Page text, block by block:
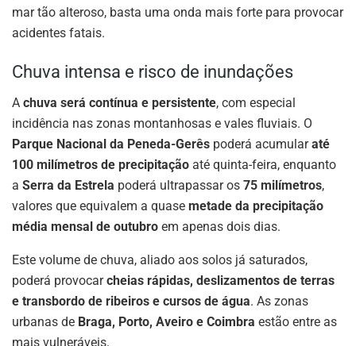
mar tão alteroso, basta uma onda mais forte para provocar
acidentes fatais.
Chuva intensa e risco de inundações
A chuva será contínua e persistente, com especial
incidência nas zonas montanhosas e vales fluviais. O
Parque Nacional da Peneda-Gerês poderá acumularaté
100 milímetros de precipitação até quinta-feira, enquanto
a Serra da Estrela poderá ultrapassar os 75 milímetros,
valores que equivalem a quase metade da precipitação
média mensal de outubro em apenas dois dias.
Este volume de chuva, aliado aos solos já saturados,
poderá provocarcheias rápidas, deslizamentos de terras
e transbordo de ribeiros e cursos de água. As zonas
urbanas de Braga, Porto, Aveiro e Coimbra estão entre as
mais vulneráveis.